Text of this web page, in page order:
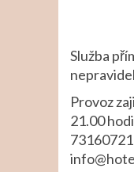
Služba
Provoz
21.00